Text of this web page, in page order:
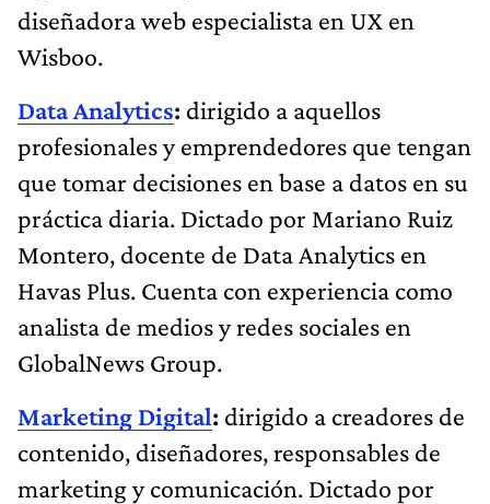
diseñadora web especialista en UX en
Wisboo.
Data Analytics: dirigido a aquellos
profesionales y emprendedores que tengan
que tomar decisiones en base a datos en su
práctica diaria. Dictado por Mariano Ruiz
Montero, docente de Data Analytics en
Havas Plus. Cuenta con experiencia como
analista de medios y redes sociales en
GlobalNews Group.
Marketing Digital: dirigido a creadores de
contenido, diseñadores, responsables de
marketing y comunicación. Dictado por